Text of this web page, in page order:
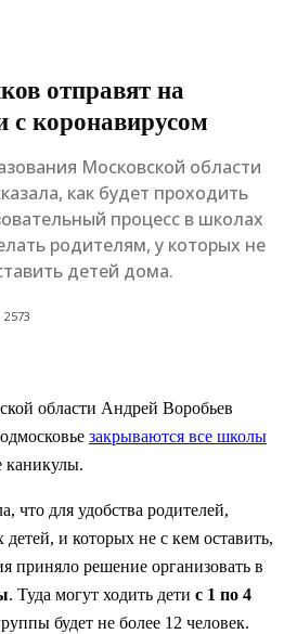
отправят на
с коронавирусом
Московской области
как будет проходить
процесс в школах
родителям, у которых не
детей дома.
2573
области Андрей Воробьев
закрываются все школы
каникулы.
что для удобства родителей,
и которых не с кем оставить,
приняло решение организовать в
. Туда могут ходить дети с 1 по 4
будет не более 12 человек.